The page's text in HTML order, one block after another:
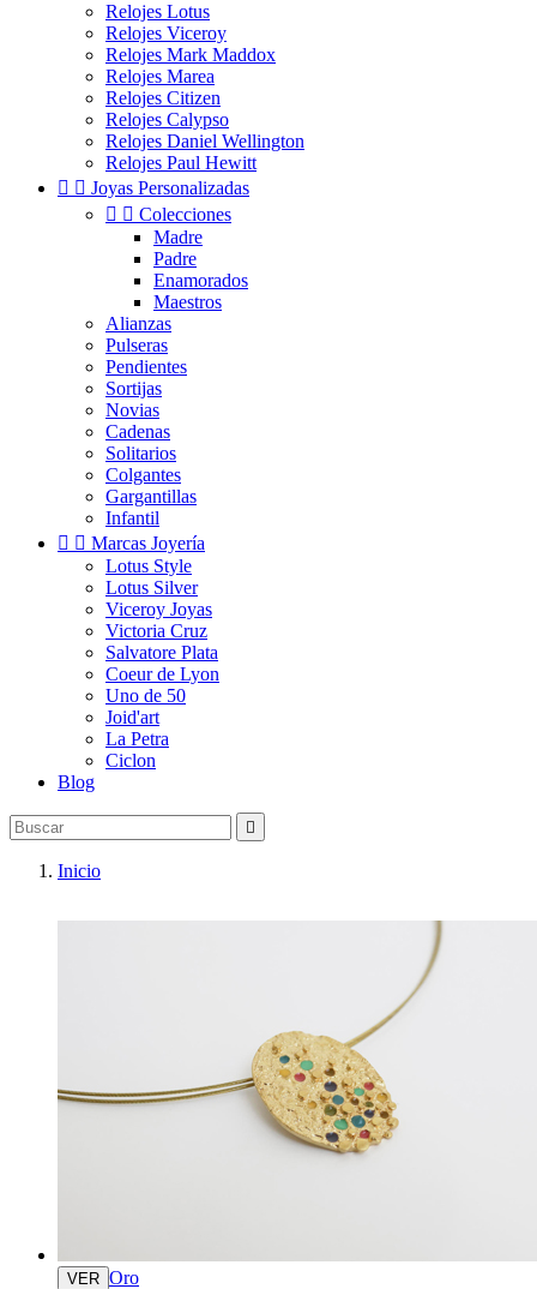
Relojes Lotus
Relojes Viceroy
Relojes Mark Maddox
Relojes Marea
Relojes Citizen
Relojes Calypso
Relojes Daniel Wellington
Relojes Paul Hewitt
  Joyas Personalizadas
  Colecciones
Madre
Padre
Enamorados
Maestros
Alianzas
Pulseras
Pendientes
Sortijas
Novias
Cadenas
Solitarios
Colgantes
Gargantillas
Infantil
  Marcas Joyería
Lotus Style
Lotus Silver
Viceroy Joyas
Victoria Cruz
Salvatore Plata
Coeur de Lyon
Uno de 50
Joid'art
La Petra
Ciclon
Blog

Inicio
VER Oro